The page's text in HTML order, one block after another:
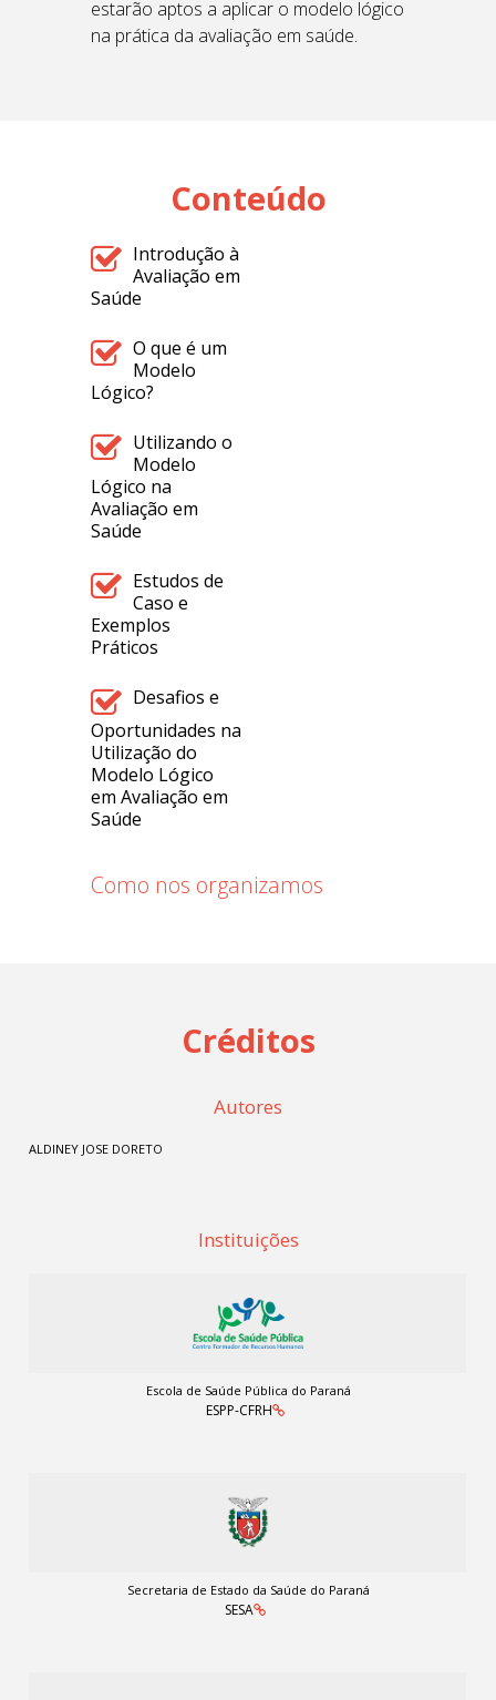
estarão aptos a aplicar o modelo lógico
na prática da avaliação em saúde.
Conteúdo
Introdução à
Avaliação em
Saúde
O que é um
Modelo
Lógico?
Utilizando o
Modelo
Lógico na
Avaliação em
Saúde
Estudos de
Caso e
Exemplos
Práticos
Desafios e
Oportunidades na
Utilização do
Modelo Lógico
em Avaliação em
Saúde
Como nos organizamos
Créditos
Autores
ALDINEY JOSE DORETO
Instituições
Escola de Saúde Pública do Paraná
ESPP-CFRH
Secretaria de Estado da Saúde do Paraná
SESA